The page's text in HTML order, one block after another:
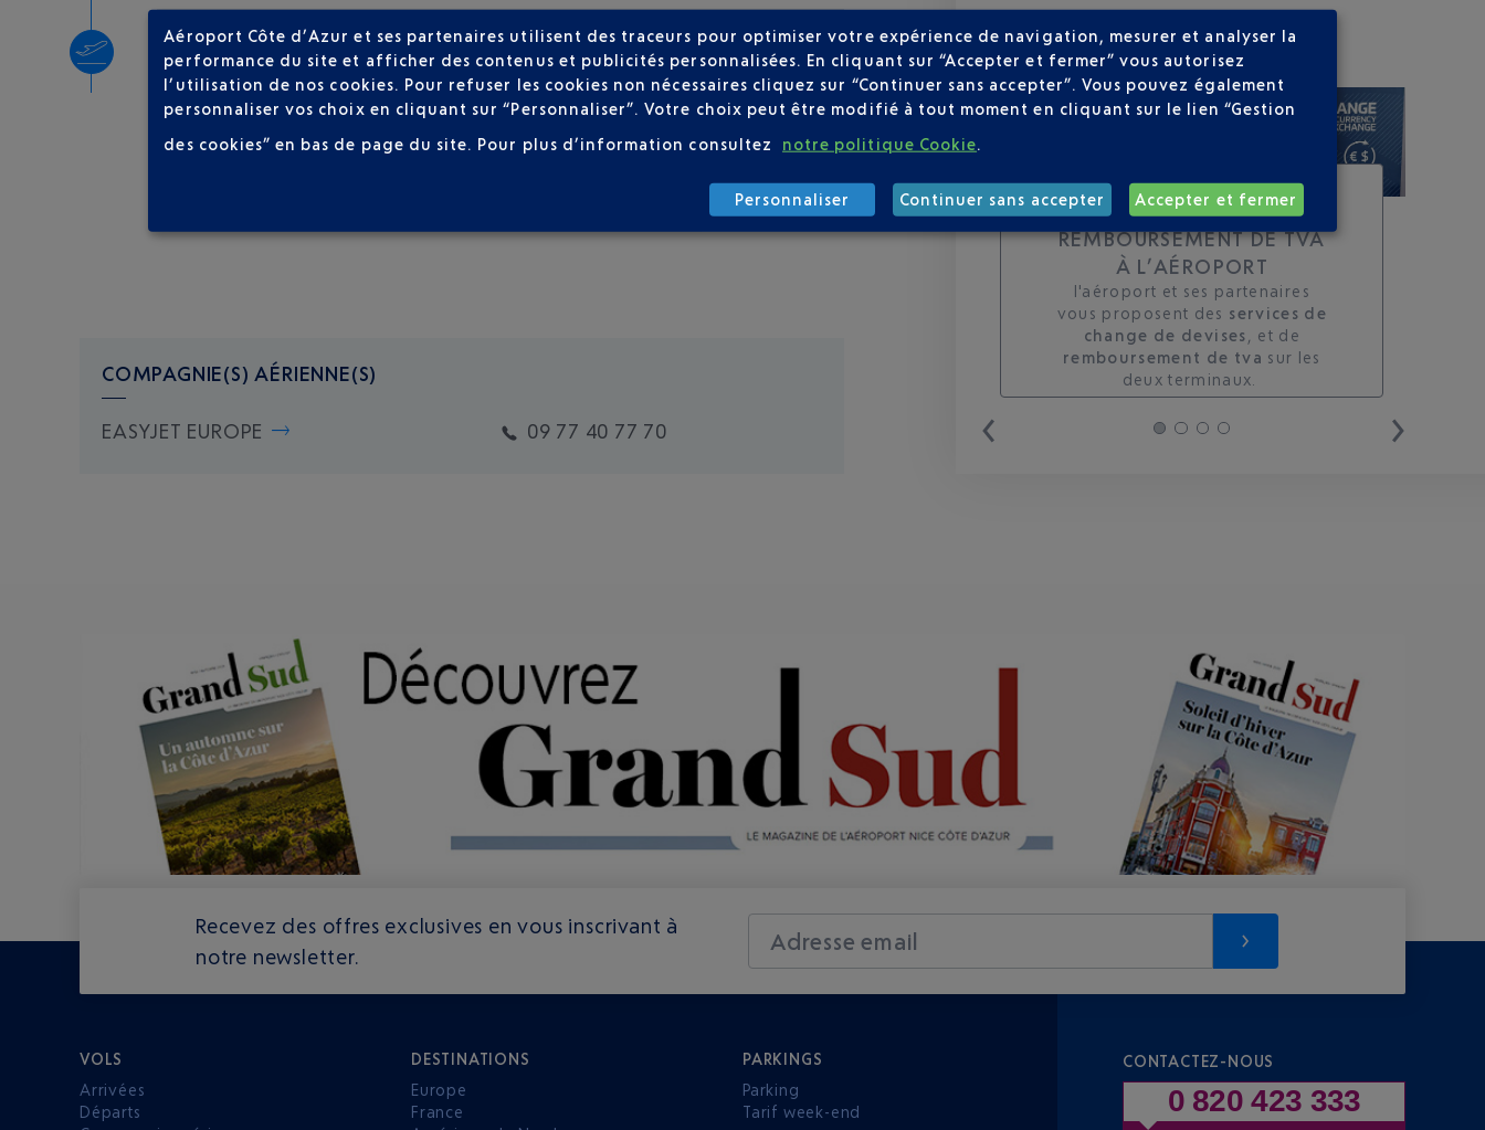
Décollage
Type d'appareil : A320
COMPAGNIE(S) AÉRIENNE(S)
EASYJET EUROPE 09 77 40 77 70
SUR VOTRE PARCOURS
TOUS LES SERVICES DE
CHANGE ET DE
REMBOURSEMENT DE TVA
À L’AÉROPORT
l'aéroport et ses partenaires
vous proposent des services de
change de devises , et de
remboursement de tva sur les
deux terminaux. ​
Recevez des offres exclusives en vous inscrivant à
notre newsletter.
Adresse email
VOLS
Arrivées
Départs
DESTINATIONS
Europe
France
PARKINGS
Parking
Tarif week-end
CONTACTEZ-NOUS
0 820 423 333
Aéroport Côte d’Azur et ses partenaires utilisent des traceurs pour optimiser votre expérience de navigation, mesurer et analyser la
performance du site et afficher des contenus et publicités personnalisées. En cliquant sur “Accepter et fermer” vous autorisez
l’utilisation de nos cookies. Pour refuser les cookies non nécessaires cliquez sur “Continuer sans accepter”. Vous pouvez également
personnaliser vos choix en cliquant sur “Personnaliser”. Votre choix peut être modifié à tout moment en cliquant sur le lien “Gestion
des cookies” en bas de page du site. Pour plus d’information consultez notre politique Cookie
Personnaliser Continuer sans accepter Accepter et fermer